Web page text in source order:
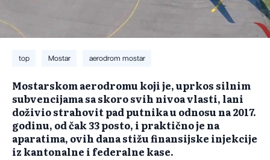
top Mostar aerodrom mostar
Mostarskom aerodromu koji je, uprkos silnim
subvencijama sa skoro svih nivoa vlasti, lani
doživio strahovit pad putnika u odnosu na 2017.
godinu, od čak 33 posto, i praktično je na
aparatima, ovih dana stižu finansijske injekcije
iz kantonalne i federalne kase.